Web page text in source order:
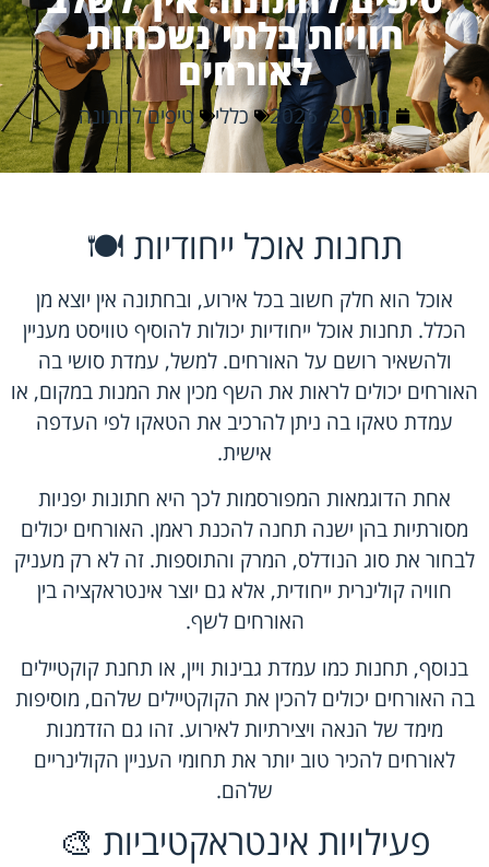
חוויות בלתי נשכחות
לאורחים
מרץ 20, 2026 כללי טיפים לחתונה
תחנות אוכל ייחודיות 🍽️
אוכל הוא חלק חשוב בכל אירוע, ובחתונה אין יוצא מן
הכלל. תחנות אוכל ייחודיות יכולות להוסיף טוויסט מעניין
ולהשאיר רושם על האורחים. למשל, עמדת סושי בה
האורחים יכולים לראות את השף מכין את המנות במקום, או
עמדת טאקו בה ניתן להרכיב את הטאקו לפי העדפה
אישית.
אחת הדוגמאות המפורסמות לכך היא חתונות יפניות
מסורתיות בהן ישנה תחנה להכנת ראמן. האורחים יכולים
לבחור את סוג הנודלס, המרק והתוספות. זה לא רק מעניק
חוויה קולינרית ייחודית, אלא גם יוצר אינטראקציה בין
האורחים לשף.
בנוסף, תחנות כמו עמדת גבינות ויין, או תחנת קוקטיילים
בה האורחים יכולים להכין את הקוקטיילים שלהם, מוסיפות
מימד של הנאה ויצירתיות לאירוע. זהו גם הזדמנות
לאורחים להכיר טוב יותר את תחומי העניין הקולינריים
שלהם.
פעילויות אינטראקטיביות 🎨